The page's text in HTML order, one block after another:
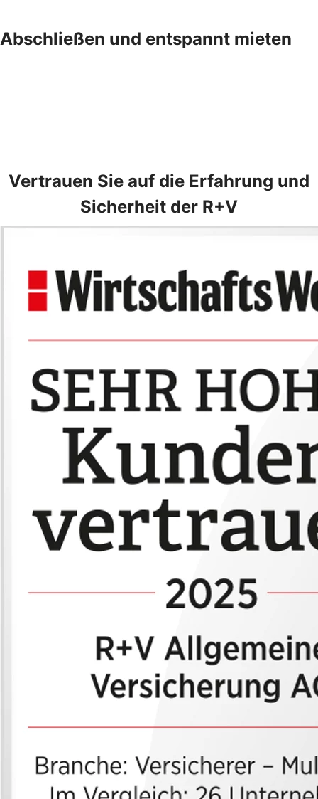
Abschließen und entspannt mieten
Vertrauen Sie auf die Erfahrung und
Sicherheit der R+V